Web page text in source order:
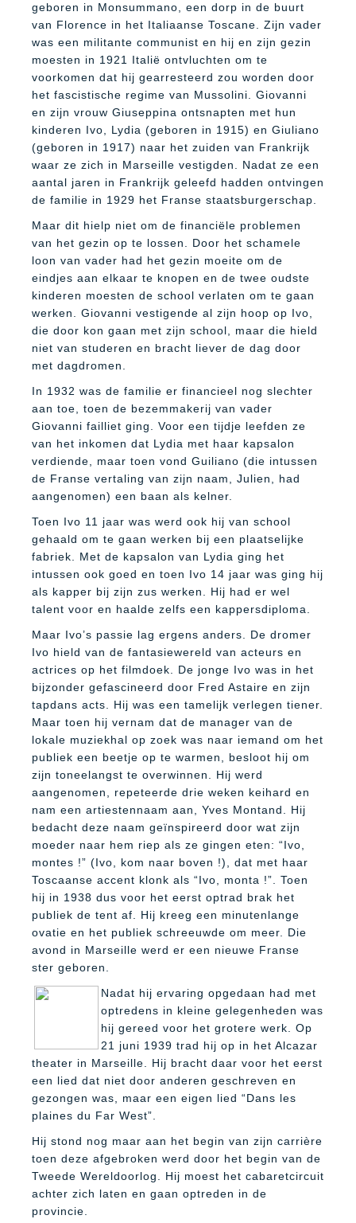
geboren in Monsummano, een dorp in de buurt
van Florence in het Italiaanse Toscane. Zijn vader
was een militante communist en hij en zijn gezin
moesten in 1921 Italië ontvluchten om te
voorkomen dat hij gearresteerd zou worden door
het fascistische regime van Mussolini. Giovanni
en zijn vrouw Giuseppina ontsnapten met hun
kinderen Ivo, Lydia (geboren in 1915) en Giuliano
(geboren in 1917) naar het zuiden van Frankrijk
waar ze zich in Marseille vestigden. Nadat ze een
aantal jaren in Frankrijk geleefd hadden ontvingen
de familie in 1929 het Franse staatsburgerschap.
Maar dit hielp niet om de financiële problemen
van het gezin op te lossen. Door het schamele
loon van vader had het gezin moeite om de
eindjes aan elkaar te knopen en de twee oudste
kinderen moesten de school verlaten om te gaan
werken. Giovanni vestigende al zijn hoop op Ivo,
die door kon gaan met zijn school, maar die hield
niet van studeren en bracht liever de dag door
met dagdromen.
In 1932 was de familie er financieel nog slechter
aan toe, toen de bezemmakerij van vader
Giovanni failliet ging. Voor een tijdje leefden ze
van het inkomen dat Lydia met haar kapsalon
verdiende, maar toen vond Guiliano (die intussen
de Franse vertaling van zijn naam, Julien, had
aangenomen) een baan als kelner.
Toen Ivo 11 jaar was werd ook hij van school
gehaald om te gaan werken bij een plaatselijke
fabriek. Met de kapsalon van Lydia ging het
intussen ook goed en toen Ivo 14 jaar was ging hij
als kapper bij zijn zus werken. Hij had er wel
talent voor en haalde zelfs een kappersdiploma.
Maar Ivo’s passie lag ergens anders. De dromer
Ivo hield van de fantasiewereld van acteurs en
actrices op het filmdoek. De jonge Ivo was in het
bijzonder gefascineerd door Fred Astaire en zijn
tapdans acts. Hij was een tamelijk verlegen tiener.
Maar toen hij vernam dat de manager van de
lokale muziekhal op zoek was naar iemand om het
publiek een beetje op te warmen, besloot hij om
zijn toneelangst te overwinnen. Hij werd
aangenomen, repeteerde drie weken keihard en
nam een artiestennaam aan, Yves Montand. Hij
bedacht deze naam geïnspireerd door wat zijn
moeder naar hem riep als ze gingen eten: “Ivo,
montes !” (Ivo, kom naar boven !), dat met haar
Toscaanse accent klonk als “Ivo, monta !”. Toen
hij in 1938 dus voor het eerst optrad brak het
publiek de tent af. Hij kreeg een minutenlange
ovatie en het publiek schreeuwde om meer. Die
avond in Marseille werd er een nieuwe Franse
ster geboren.
Nadat hij ervaring opgedaan had met
optredens in kleine gelegenheden was
hij gereed voor het grotere werk. Op
21 juni 1939 trad hij op in het Alcazar
theater in Marseille. Hij bracht daar voor het eerst
een lied dat niet door anderen geschreven en
gezongen was, maar een eigen lied “Dans les
plaines du Far West”.
Hij stond nog maar aan het begin van zijn carrière
toen deze afgebroken werd door het begin van de
Tweede Wereldoorlog. Hij moest het cabaretcircuit
achter zich laten en gaan optreden in de
provincie.